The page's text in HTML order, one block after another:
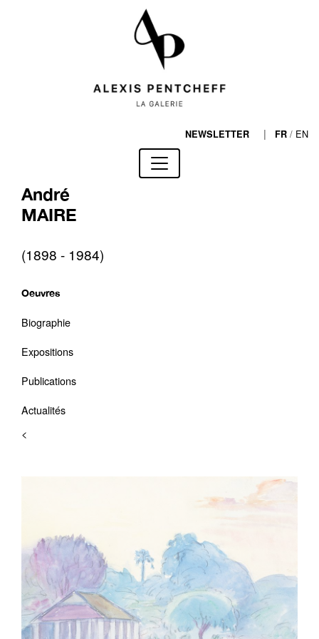
NEWSLETTER | FR / EN
André
MAIRE
(1898 - 1984)
Oeuvres
Biographie
Expositions
Publications
Actualités
<